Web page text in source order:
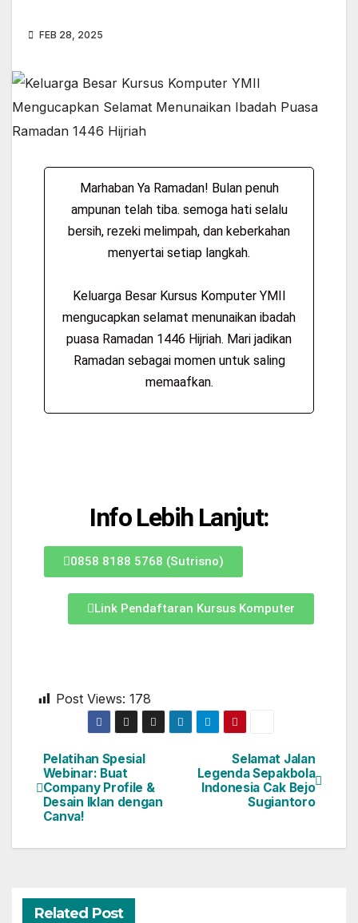
FEB 28, 2025
Marhaban Ya Ramadan! Bulan penuh
ampunan telah tiba. semoga hati selalu
bersih, rezeki melimpah, dan keberkahan
menyertai setiap langkah.
Keluarga Besar Kursus Komputer YMII
mengucapkan selamat menunaikan ibadah
puasa Ramadan 1446 Hijriah. Mari jadikan
Ramadan sebagai momen untuk saling
memaafkan.
Info Lebih Lanjut:
0858 8188 5768 (Sutrisno)
Link Pendaftaran Kursus Komputer
Post Views: 178
Selamat Jalan
Legenda Sepakbola
Indonesia Cak Bejo
Sugiantoro
Pelatihan Spesial
Webinar: Buat
Company Profile &
Desain Iklan dengan
Canva!
Related Post